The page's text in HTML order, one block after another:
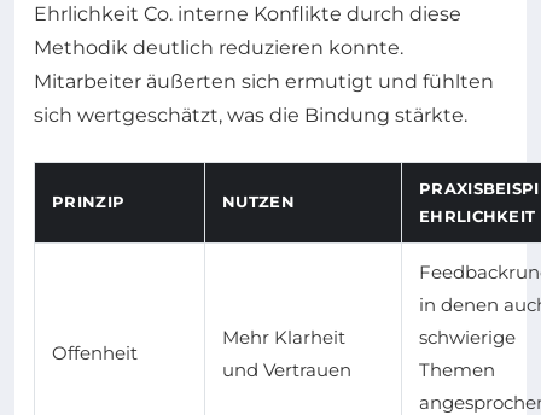
Ehrlichkeit Co. interne Konflikte durch diese
Methodik deutlich reduzieren konnte.
Mitarbeiter äußerten sich ermutigt und fühlten
sich wertgeschätzt, was die Bindung stärkte.
PRINZIP NUTZEN
EHRLICHKEIT
Offenheit
Mehr Klarheit
und Vertrauen
in denen
schwierige
Themen